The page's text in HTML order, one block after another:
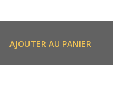
AJOUTER AU PANIER